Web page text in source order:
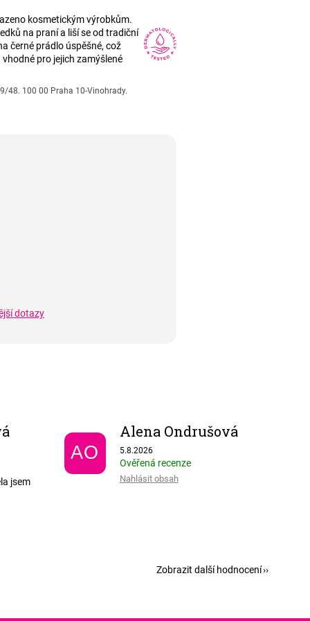
kosmetickým výrobkům.
na praní a liší se od tradiční
černé prádlo úspěšné, což
pro jejich zamýšlené
48. 100 00 Praha 10-Vinohrady.
dotazy
jsem
AO
Alena Ondrušová
Hodnocení obchodu je 5 z 5 hvězdiček.
5.8.2026
Ověřená recenze
Nahlásit obsah
Zobrazit další hodnocení